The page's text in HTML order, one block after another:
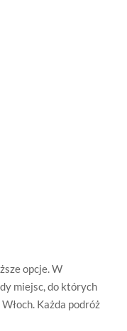
opcje. W
miejsc, do których
Każda podróż